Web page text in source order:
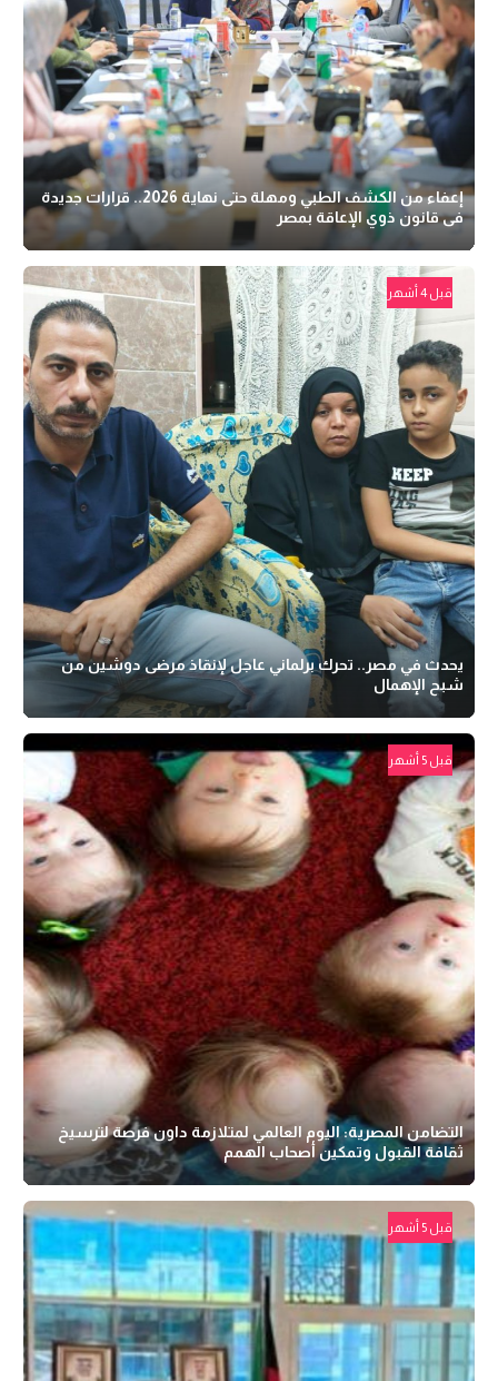
إعفاء من الكشف الطبي ومهلة حتى نهاية 2026.. قرارات جديدة
فى قانون ذوي الإعاقة بمصر
قبل 4 أشهر
يحدث في مصر.. تحرك برلماني عاجل لإنقاذ مرضى دوشين من
شبح الإهمال
قبل 5 أشهر
التضامن المصرية: اليوم العالمي لمتلازمة داون فرصة لترسيخ
ثقافة القبول وتمكين أصحاب الهمم
قبل 5 أشهر